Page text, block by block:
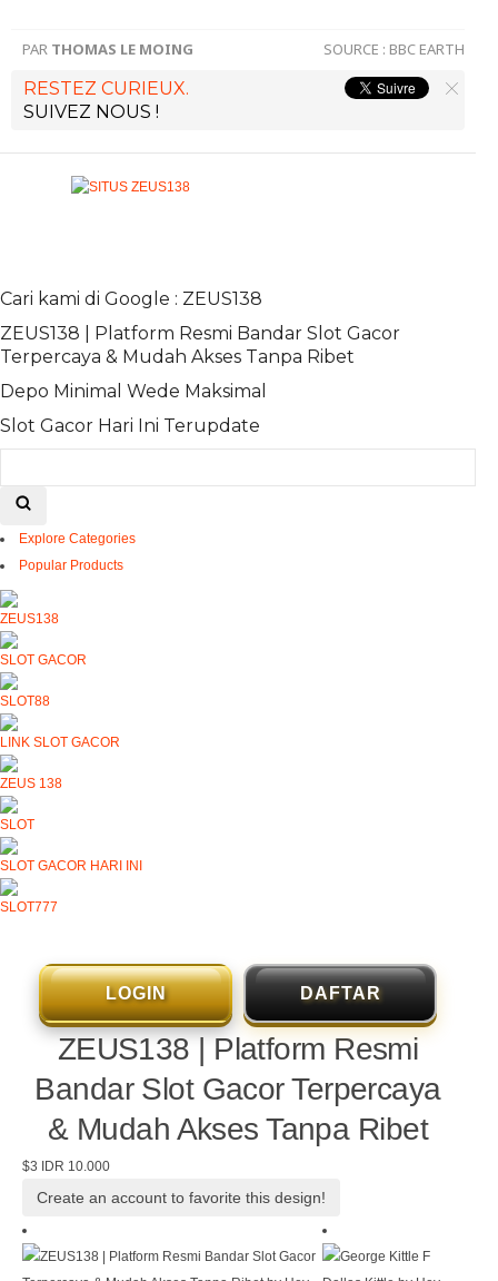
SOURCE : BBC EARTH
PAR THOMAS LE MOING
RESTEZ CURIEUX.
SUIVEZ NOUS !
Cari kami di Google : ZEUS138
ZEUS138 | Platform Resmi Bandar Slot Gacor
Terpercaya & Mudah Akses Tanpa Ribet
Depo Minimal Wede Maksimal
Slot Gacor Hari Ini Terupdate
Explore Categories
Popular Products
ZEUS138
SLOT GACOR
SLOT88
LINK SLOT GACOR
ZEUS 138
SLOT
SLOT GACOR HARI INI
SLOT777
LOGIN DAFTAR
ZEUS138 | Platform Resmi
Bandar Slot Gacor Terpercaya
& Mudah Akses Tanpa Ribet
$3 IDR 10.000
Create an account to favorite this design!